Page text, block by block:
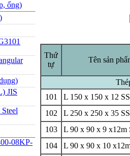
ống)
JIS
08KP-
Thứ
tự
Tên sản
101
L 150 x 150 x 12
102
L 250 x 250 x 35
103
L 90 x 90 x 9 x12m
104
L 90 x 90 x 10